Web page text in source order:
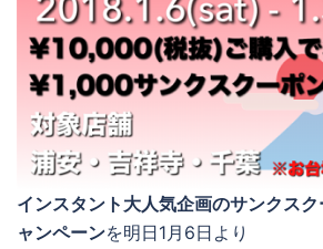
インスタント大人気企画のサンクス
ャンペーンを明日1月6日より